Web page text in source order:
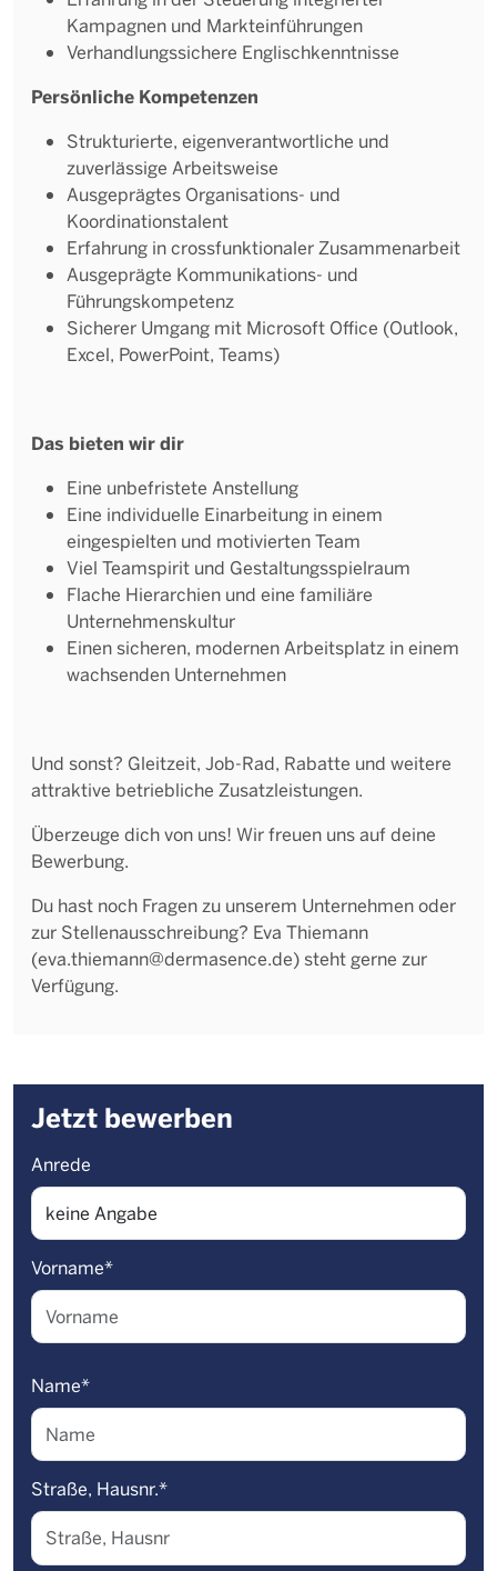
Kampagnen und Markteinführungen
Verhandlungssichere Englischkenntnisse
Persönliche Kompetenzen
Strukturierte, eigenverantwortliche und
zuverlässige Arbeitsweise
Ausgeprägtes Organisations- und
Koordinationstalent
Erfahrung in crossfunktionaler Zusammenarbeit
Ausgeprägte Kommunikations- und
Führungskompetenz
Sicherer Umgang mit Microsoft Office (Outlook,
Excel, PowerPoint, Teams)
Das bieten wir dir
Eine unbefristete Anstellung
Eine individuelle Einarbeitung in einem
eingespielten und motivierten Team
Viel Teamspirit und Gestaltungsspielraum
Flache Hierarchien und eine familiäre
Unternehmenskultur
Einen sicheren, modernen Arbeitsplatz in einem
wachsenden Unternehmen
Und sonst? Gleitzeit, Job-Rad, Rabatte und weitere
attraktive betriebliche Zusatzleistungen.
Überzeuge dich von uns! Wir freuen uns auf deine
Bewerbung.
Du hast noch Fragen zu unserem Unternehmen oder
zur Stellenausschreibung? Eva Thiemann
(eva.thiemann@dermasence.de) steht gerne zur
Verfügung.
Jetzt bewerben
Anrede
Vorname*
Name*
Straße, Hausnr.*